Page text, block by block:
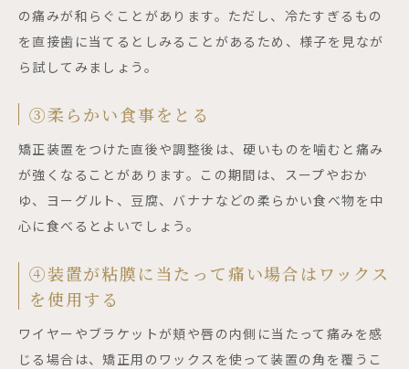
の痛みが和らぐことがあります。ただし、冷たすぎるもの
を直接歯に当てるとしみることがあるため、様子を見なが
ら試してみましょう。
③柔らかい食事をとる
矯正装置をつけた直後や調整後は、硬いものを噛むと痛み
が強くなることがあります。この期間は、スープやおか
ゆ、ヨーグルト、豆腐、バナナなどの柔らかい食べ物を中
心に食べるとよいでしょう。
④装置が粘膜に当たって痛い場合はワックス
を使用する
ワイヤーやブラケットが頬や唇の内側に当たって痛みを感
じる場合は、矯正用のワックスを使って装置の角を覆うこ